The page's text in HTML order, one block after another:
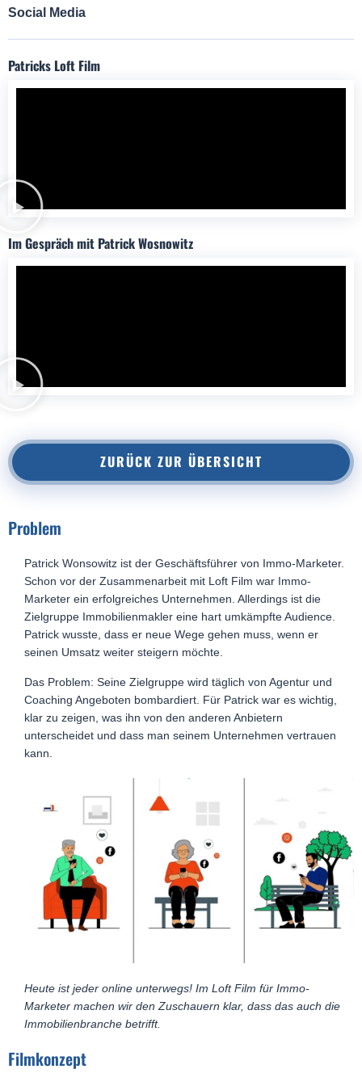
Social Media
Patricks Loft Film
Im Gespräch mit Patrick Wosnowitz
ZURÜCK ZUR ÜBERSICHT
Problem
Patrick Wonsowitz ist der Geschäftsführer von Immo-Marketer.
Schon vor der Zusammenarbeit mit Loft Film war Immo-
Marketer ein erfolgreiches Unternehmen. Allerdings ist die
Zielgruppe Immobilienmakler eine hart umkämpfte Audience.
Patrick wusste, dass er neue Wege gehen muss, wenn er
seinen Umsatz weiter steigern möchte.
Das Problem: Seine Zielgruppe wird täglich von Agentur und
Coaching Angeboten bombardiert. Für Patrick war es wichtig,
klar zu zeigen, was ihn von den anderen Anbietern
unterscheidet und dass man seinem Unternehmen vertrauen
kann.
Heute ist jeder online unterwegs! Im Loft Film für Immo-
Marketer machen wir den Zuschauern klar, dass das auch die
Immobilienbranche betrifft.
Filmkonzept